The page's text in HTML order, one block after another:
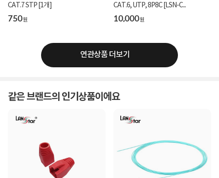
CAT.7 STP [1개]
750원
CAT.6, UTP, 8P8C [LSN-C...
10,000원
연관상품 더보기
같은 브랜드의 인기상품이에요